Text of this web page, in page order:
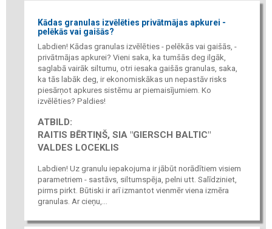
Kādas granulas izvēlēties privātmājas apkurei -
pelēkās vai gaišās?
Labdien! Kādas granulas izvēlēties - pelēkās vai gaišās, -
privātmājas apkurei? Vieni saka, ka tumšās deg ilgāk,
saglabā vairāk siltumu, otri iesaka gaišās granulas, saka,
ka tās labāk deg, ir ekonomiskākas un nepastāv risks
piesārņot apkures sistēmu ar piemaisījumiem. Ko
izvēlēties? Paldies!
ATBILD:
RAITIS BĒRTIŅŠ, SIA "GIERSCH BALTIC"
VALDES LOCEKLIS
Labdien! Uz granulu iepakojuma ir jābūt norādītiem visiem
parametriem - sastāvs, siltumspēja, pelni utt. Salīdziniet,
pirms pirkt. Būtiski ir arī izmantot vienmēr viena izmēra
granulas. Ar cieņu,...